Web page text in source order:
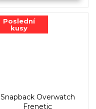
Poslední
kusy
Snapback Overwatch
Frenetic